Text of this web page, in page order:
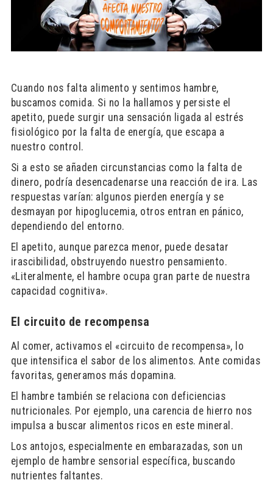
Cuando nos falta alimento y sentimos hambre,
buscamos comida. Si no la hallamos y persiste el
apetito, puede surgir una sensación ligada al estrés
fisiológico por la falta de energía, que escapa a
nuestro control.
Si a esto se añaden circunstancias como la falta de
dinero, podría desencadenarse una reacción de ira. Las
respuestas varían: algunos pierden energía y se
desmayan por hipoglucemia, otros entran en pánico,
dependiendo del entorno.
El apetito, aunque parezca menor, puede desatar
irascibilidad, obstruyendo nuestro pensamiento.
«Literalmente, el hambre ocupa gran parte de nuestra
capacidad cognitiva».
El circuito de recompensa
Al comer, activamos el «circuito de recompensa», lo
que intensifica el sabor de los alimentos. Ante comidas
favoritas, generamos más dopamina.
El hambre también se relaciona con deficiencias
nutricionales. Por ejemplo, una carencia de hierro nos
impulsa a buscar alimentos ricos en este mineral.
Los antojos, especialmente en embarazadas, son un
ejemplo de hambre sensorial específica, buscando
nutrientes faltantes.